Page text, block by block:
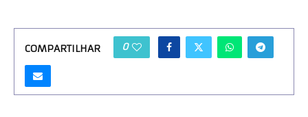
COMPARTILHAR 0